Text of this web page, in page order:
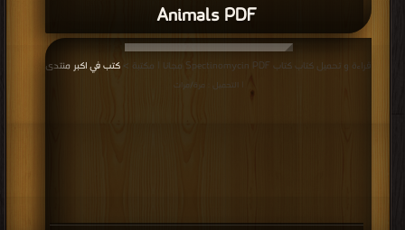
Animals PDF
قراءة و تحميل كتاب كتاب Spectinomycin PDF مجانا | مكتبة > كتب في اكبر منتدى
| التحميل : مرة/مرات